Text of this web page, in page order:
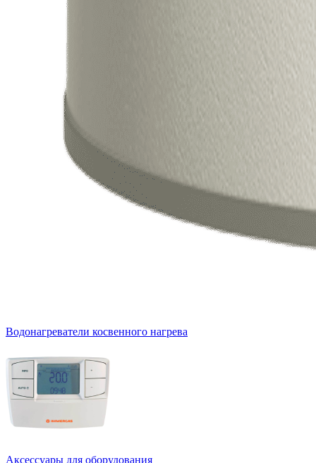
Водонагреватели косвенного нагрева
Аксессуары для оборудования